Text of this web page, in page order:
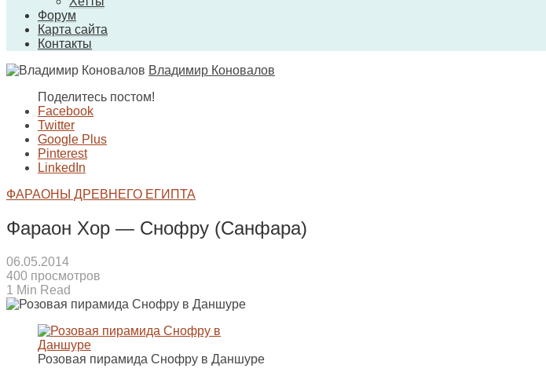
Форум
Карта сайта
Контакты
Владимир Коновалов
Поделитесь постом!
Facebook
Twitter
Google Plus
Pinterest
LinkedIn
ФАРАОНЫ ДРЕВНЕГО ЕГИПТА
Фараон Хор — Снофру (Санфара)
06.05.2014
400 просмотров
1 Min Read
Розовая пирамида Снофру в Даншуре